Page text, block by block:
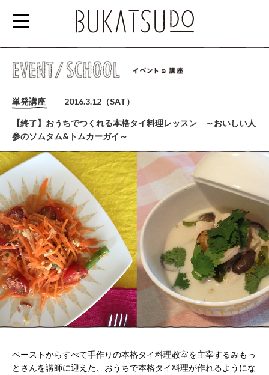
単発講座 2016.3.12（SAT）
【終了】おうちでつくれる本格タイ料理レッスン ～おいしい人
参のソムタム&トムカーガイ～
ペーストからすべて手作りの本格タイ料理教室を主宰するみもっ
と さんを講師に迎えた、おうちで本格タイ料理が作れるようにな
参
す
る
利
用
す
る
RENTAL
SPACE
FLOW（ご
利用の流
れ）
KITCHEN
HALL
BOOTH
ROOM
WORK
LOUNGE
BUSHITSU
る
REPORT